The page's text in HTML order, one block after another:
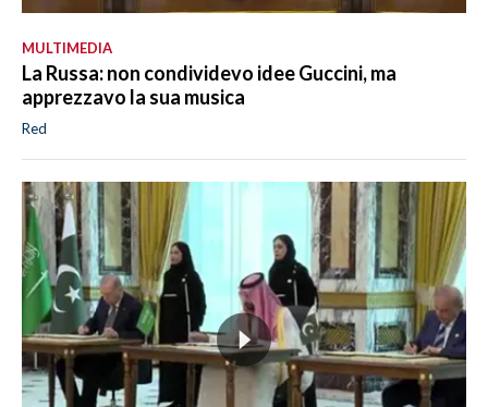
MULTIMEDIA
La Russa: non condividevo idee Guccini, ma
apprezzavo la sua musica
Red